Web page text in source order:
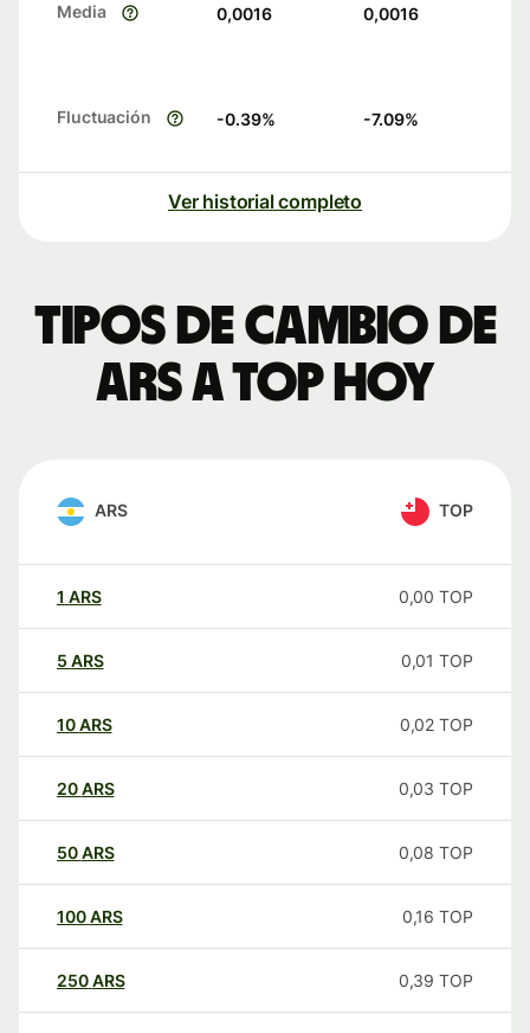
Media 0,0016 0,0016
Fluctuación -0.39% -7.09%
Ver historial completo
Tipos de cambio de
ARS a TOP hoy
ARS TOP
1 ARS 0,00 TOP
5 ARS 0,01 TOP
10ARS 0,02 TOP
20ARS 0,03 TOP
50ARS 0,08 TOP
100ARS 0,16 TOP
250ARS 0,39 TOP